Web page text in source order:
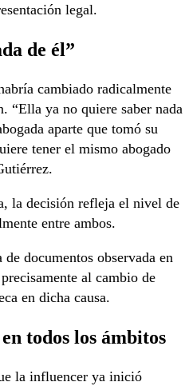
legal.
de él”
cambiado radicalmente
“Ella ya no quiere saber nada
aparte que tomó su
tener el mismo abogado
la decisión refleja el nivel de
entre ambos.
documentos observada en
al cambio de
en dicha causa.
todos los ámbitos
la influencer ya inició